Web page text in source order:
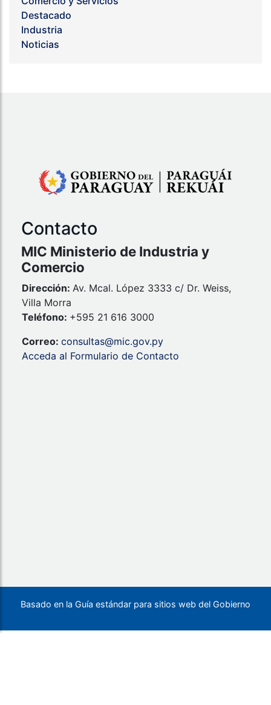
Destacado
Industria
Noticias
Contacto
MIC Ministerio de Industria y
Comercio
Dirección: Av. Mcal. López 3333 c/ Dr. Weiss,
Villa Morra
Teléfono: +595 21 616 3000
Correo: consultas@mic.gov.py
Acceda al Formulario de Contacto
Basado en la Guía estándar para sitios web del Gobierno